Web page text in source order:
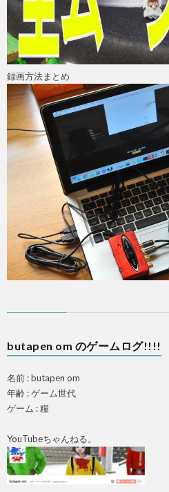
録画方法まとめ
butapen om のゲームログ!!!!
名前 : butapen om
年齢 : ゲーム世代
ゲーム : 糧
YouTubeちゃんねる。